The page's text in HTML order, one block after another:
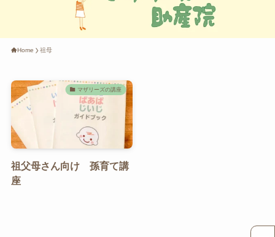
Home 祖母
マザリーズの講座
祖父母さん向け 孫育て講
座